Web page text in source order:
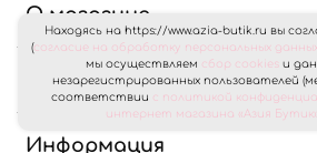
О магазине
Клиентам
Информация
Находясь на https://www.azia-butik.ru вы
(согласие на обработку персональных
мы осуществляем сбор cookies и
незарегистрированных пользователей
соответствии с политикой
интернет магазина «Азия Бутик»